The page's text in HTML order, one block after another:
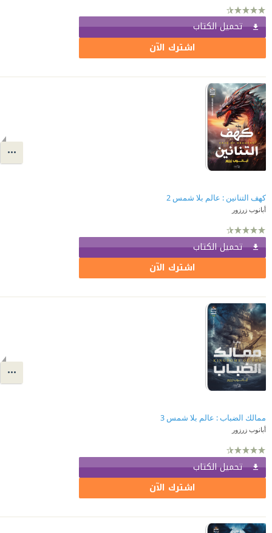
تحميل الكتاب
اشترك الآن
كهف التنانين : عالم بلا شمس 2
أبانوب زرزور
تحميل الكتاب
اشترك الآن
ممالك الضباب : عالم بلا شمس 3
أبانوب زرزور
تحميل الكتاب
اشترك الآن